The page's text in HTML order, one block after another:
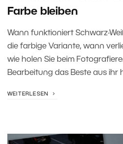
Farbe bleiben
Wann funktioniert Schwarz-
die farbige Variante, wann
wie holen Sie beim
Bearbeitung das Beste aus ihr
WEITERLESEN